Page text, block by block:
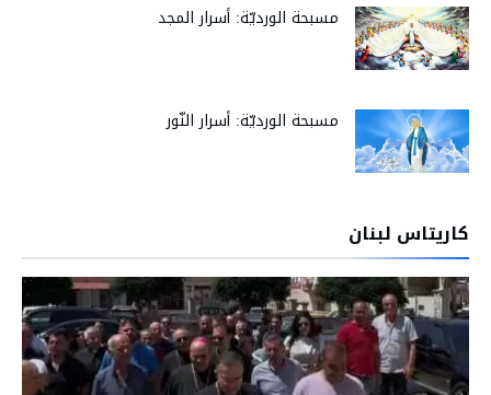
مسبحة الورديّة: أسرار المجد
مسبحة الورديّة: أسرار النّور
كاريتاس لبنان